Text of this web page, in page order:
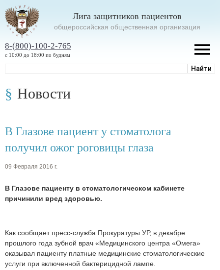
Лига защитников пациентов
oбщероссийская общественная организация
8-(800)-100-2-765
с 10:00 до 18:00 по будням
Новости
В Глазове пациент у стоматолога
получил ожог роговицы глаза
09 Февраля 2016 г.
В Глазове пациенту в стоматологическом кабинете
причинили вред здоровью.
Как сообщает пресс-служба Прокуратуры УР, в декабре
прошлого года зубной врач «Медицинского центра «Омега»
оказывал пациенту платные медицинские стоматологические
услуги при включенной бактерицидной лампе.